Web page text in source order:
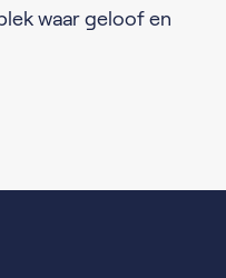
waar geloof en